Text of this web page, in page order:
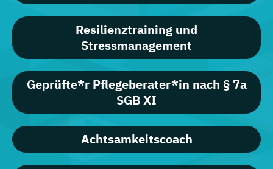
Resilienztraining und
Stressmanagement
Geprüfte*r Pflegeberater*in nach § 7a
SGB XI
Achtsamkeitscoach